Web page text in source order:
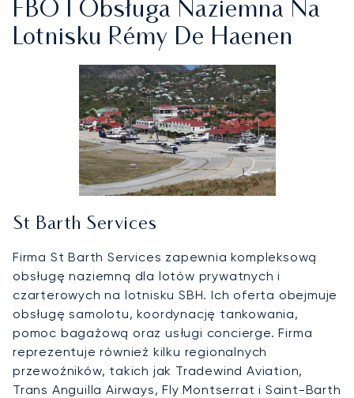
FBO I Obsługa Naziemna Na
Lotnisku Rémy De Haenen
St Barth Services
Firma St Barth Services zapewnia kompleksową
obsługę naziemną dla lotów prywatnych i
czarterowych na lotnisku SBH. Ich oferta obejmuje
obsługę samolotu, koordynację tankowania,
pomoc bagażową oraz usługi concierge. Firma
reprezentuje również kilku regionalnych
przewoźników, takich jak Tradewind Aviation,
Trans Anguilla Airways, Fly Montserrat i Saint-Barth